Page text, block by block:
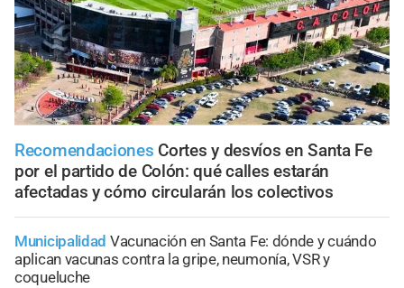
Recomendaciones Cortes y desvíos en Santa Fe
por el partido de Colón: qué calles estarán
afectadas y cómo circularán los colectivos
Municipalidad Vacunación en Santa Fe: dónde y cuándo
aplican vacunas contra la gripe, neumonía, VSR y
coqueluche